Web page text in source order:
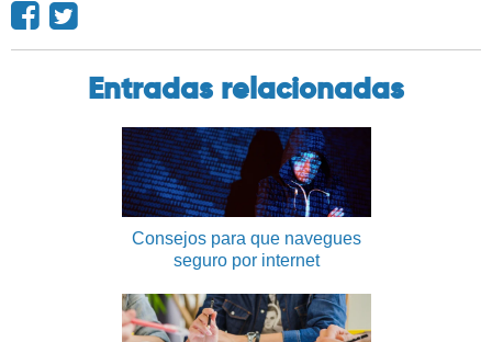
Entradas relacionadas
Consejos para que navegues
seguro por internet